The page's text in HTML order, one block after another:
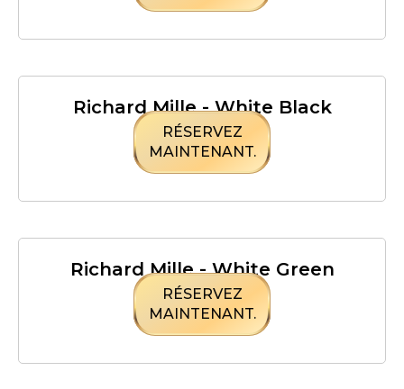
Richard Mille - White Black
RÉSERVEZ
MAINTENANT.
Richard Mille - White Green
RÉSERVEZ
MAINTENANT.